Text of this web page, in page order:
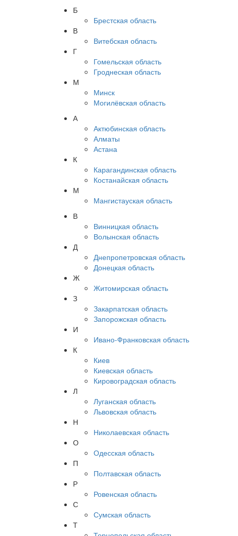
Б
Брестская область
В
Витебская область
Г
Гомельская область
Гроднеская область
М
Минск
Могилёвская область
А
Актюбинская область
Алматы
Астана
К
Карагандинская область
Костанайская область
М
Мангистауская область
В
Винницкая область
Волынская область
Д
Днепропетровская область
Донецкая область
Ж
Житомирская область
З
Закарпатская область
Запорожская область
И
Ивано-Франковская область
К
Киев
Киевская область
Кировоградская область
Л
Луганская область
Львовская область
Н
Николаевская область
О
Одесская область
П
Полтавская область
Р
Ровенская область
С
Сумская область
Т